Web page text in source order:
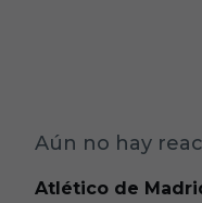
Aún no hay
Atlético de